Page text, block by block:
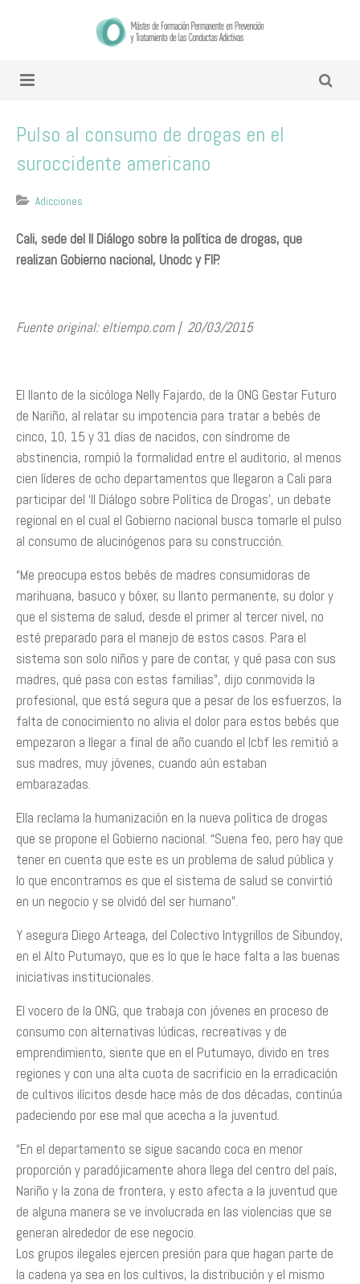
Pulso al consumo de drogas en el
suroccidente americano
Adicciones
Cali, sede del II Diálogo sobre la política de drogas, que
realizan Gobierno nacional, Unodc y FIP.
Fuente original: eltiempo.com | 20/03/2015
El llanto de la sicóloga Nelly Fajardo, de la ONG Gestar Futuro
de Nariño, al relatar su impotencia para tratar a bebés de
cinco, 10, 15 y 31 días de nacidos, con síndrome de
abstinencia, rompió la formalidad entre el auditorio, al menos
cien líderes de ocho departamentos que llegaron a Cali para
participar del ‘II Diálogo sobre Política de Drogas’, un debate
regional en el cual el Gobierno nacional busca tomarle el pulso
al consumo de alucinógenos para su construcción.
“Me preocupa estos bebés de madres consumidoras de
marihuana, basuco y bóxer, su llanto permanente, su dolor y
que el sistema de salud, desde el primer al tercer nivel, no
esté preparado para el manejo de estos casos. Para el
sistema son solo niños y pare de contar, y qué pasa con sus
madres, qué pasa con estas familias”, dijo conmovida la
profesional, que está segura que a pesar de los esfuerzos, la
falta de conocimiento no alivia el dolor para estos bebés que
empezaron a llegar a final de año cuando el Icbf les remitió a
sus madres, muy jóvenes, cuando aún estaban
embarazadas.
Ella reclama la humanización en la nueva política de drogas
que se propone el Gobierno nacional. “Suena feo, pero hay que
tener en cuenta que este es un problema de salud pública y
lo que encontramos es que el sistema de salud se convirtió
en un negocio y se olvidó del ser humano”.
Y asegura Diego Arteaga, del Colectivo Intygrillos de Sibundoy,
en el Alto Putumayo, que es lo que le hace falta a las buenas
iniciativas institucionales.
El vocero de la ONG, que trabaja con jóvenes en proceso de
consumo con alternativas lúdicas, recreativas y de
emprendimiento, siente que en el Putumayo, divido en tres
regiones y con una alta cuota de sacrificio en la erradicación
de cultivos ilícitos desde hace más de dos décadas, continúa
padeciendo por ese mal que acecha a la juventud.
“En el departamento se sigue sacando coca en menor
proporción y paradójicamente ahora llega del centro del país,
Nariño y la zona de frontera, y esto afecta a la juventud que
de alguna manera se ve involucrada en las violencias que se
generan alrededor de ese negocio.
Los grupos ilegales ejercen presión para que hagan parte de
la cadena ya sea en los cultivos, la distribución y el mismo